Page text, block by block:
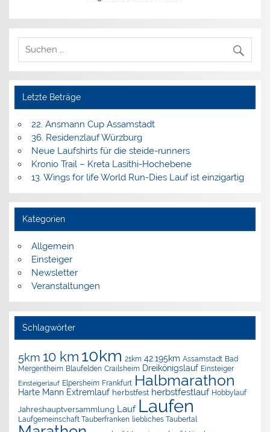
Letzte Beträge
22. Ansmann Cup Assamstadt
36. Residenzlauf Würzburg
Neue Laufshirts für die steide-runners
Kronio Trail – Kreta Lasithi-Hochebene
13. Wings for life World Run-Dies Lauf ist einzigartig
Kategorien
Allgemein
Einsteiger
Newsletter
Veranstaltungen
Schlagwörter
5km 10 km 10km 21km 42.195km Assamstadt Bad
Mergentheim Blaufelden Crailsheim Dreikönigslauf Einsteiger
Einsteigerlauf Elpersheim Frankfurt Halbmarathon
Harte Mann Extremlauf herbstfest herbstfestlauf Hobbylauf
Jahreshauptversammlung Lauf Laufen
Laufgemeinschaft Tauberfranken liebliches Taubertal